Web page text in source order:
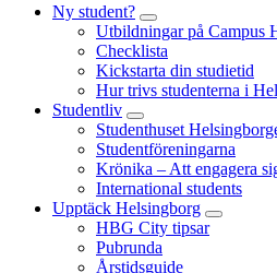
Ny student?
Utbildningar på Campus
Checklista
Kickstarta din studietid
Hur trivs studenterna i
Studentliv
Studenthuset
Studentföreningarna
Krönika – Att engagera
International students
Upptäck Helsingborg
HBG City tipsar
Pubrunda
Årstidsguide